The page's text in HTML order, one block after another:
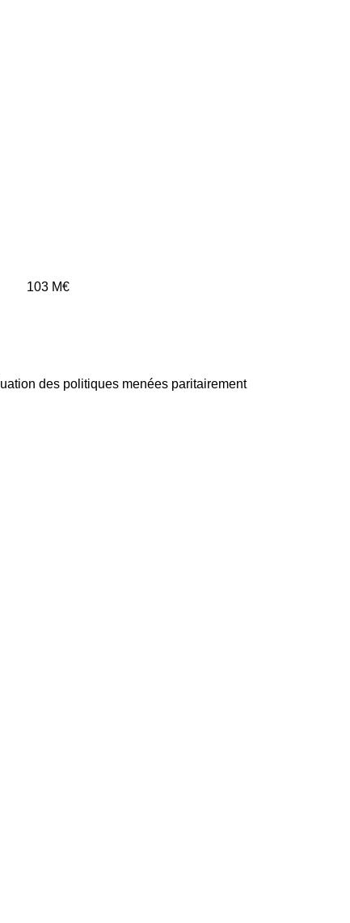
103 M€
des politiques menées paritairement